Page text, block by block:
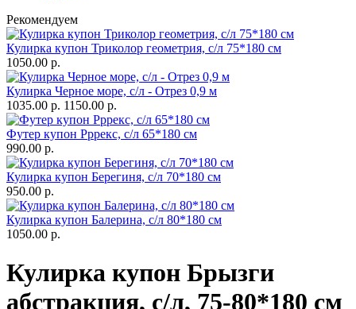
Рекомендуем
Кулирка купон Триколор геометрия, с/л 75*180 см
1050.00 р.
Кулирка Черное море, с/л - Отрез 0,9 м
1035.00 р. 1150.00 р.
Футер купон Рррекс, с/л 65*180 см
990.00 р.
Кулирка купон Берегиня, с/л 70*180 см
950.00 р.
Кулирка купон Балерина, с/л 80*180 см
1050.00 р.
Кулирка купон Брызги
абстракция, с/л, 75-80*180 см